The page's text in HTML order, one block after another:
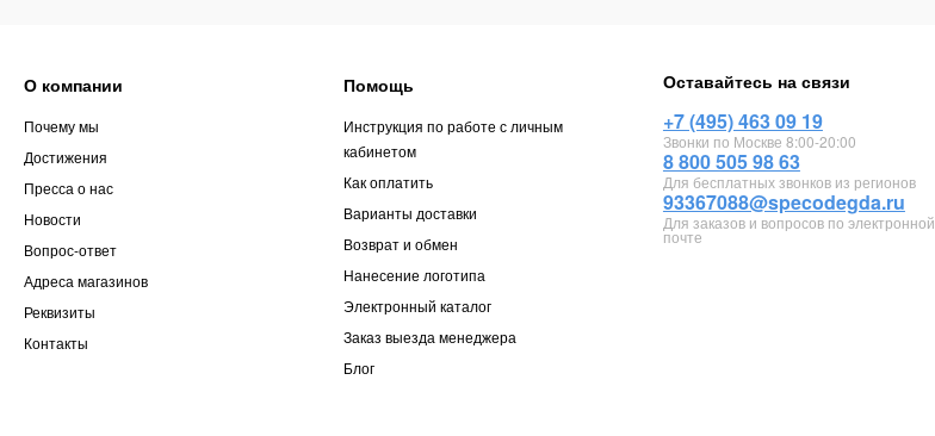
О компании
Почему мы
Достижения
Пресса о нас
Новости
Вопрос-ответ
Адреса магазинов
Реквизиты
Контакты
Помощь
Инструкция по работе с личным
кабинетом
Как оплатить
Варианты доставки
Возврат и обмен
Нанесение логотипа
Электронный каталог
Заказ выезда менеджера
Блог
Оставайтесь на связи
+7 (495) 463 09 19
Звонки по Москве 8:00-20:00
8 800 505 98 63
Для бесплатных звонков из регионов
93367088@specodegda.ru
Для заказов и вопросов по электронной
почте